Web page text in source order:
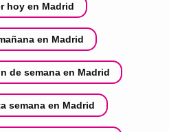
hoy en Madrid
en Madrid
de semana en Madrid
semana en Madrid